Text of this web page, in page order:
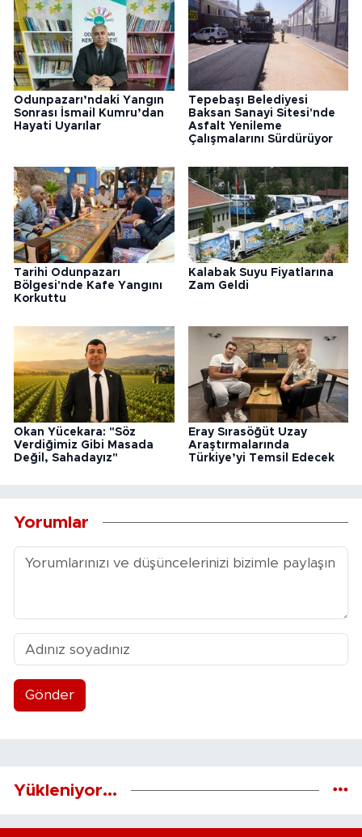
Odunpazarı’ndaki Yangın
Sonrası İsmail Kumru’dan
Hayati Uyarılar
Tepebaşı Belediyesi
Baksan Sanayi Sitesi'nde
Asfalt Yenileme
Çalışmalarını Sürdürüyor
Tarihi Odunpazarı
Bölgesi'nde Kafe Yangını
Korkuttu
Kalabak Suyu Fiyatlarına
Zam Geldi
Okan Yücekara: "Söz
Verdiğimiz Gibi Masada
Değil, Sahadayız"
Eray Sırasöğüt Uzay
Araştırmalarında
Türkiye’yi Temsil Edecek
Yorumlar
Gönder
Yükleniyor...